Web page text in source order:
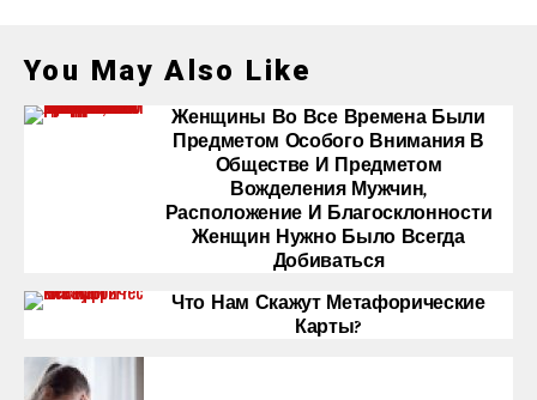
You May Also Like
Женщины Во Все Времена Были
Предметом Особого Внимания В
Обществе И Предметом
Вожделения Мужчин,
Расположение И Благосклонности
Женщин Нужно Было Всегда
Добиваться
Что Нам Скажут Метафорические
Карты?